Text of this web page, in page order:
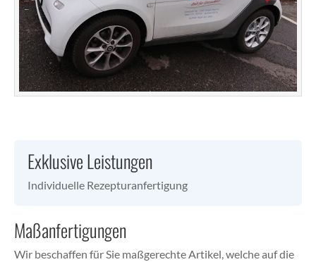
Exklusive Leistungen
Individuelle Rezepturanfertigung
Maßanfertigungen
Wir beschaffen für Sie maßgerechte Artikel, welche auf die